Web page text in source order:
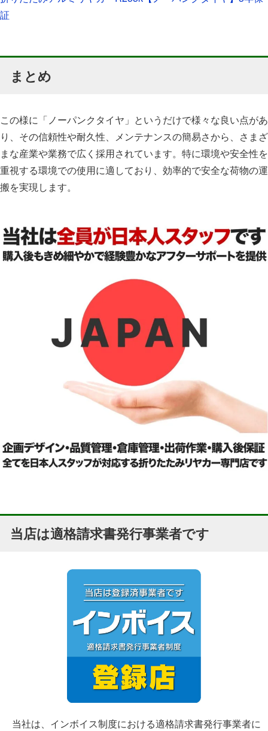
証
まとめ
この様に「ノーパンクタイヤ」というだけで様々な良い点があ
り、その信頼性や耐久性、メンテナンスの簡易さから、さまざ
まな産業や業務で広く採用されています。特に環境や安全性を
重視する環境での使用に適しており、効率的で安全な荷物の運
搬を実現します。
当店は適格請求書発行事業者です
当社は、インボイス制度における適格請求書発行事業者に